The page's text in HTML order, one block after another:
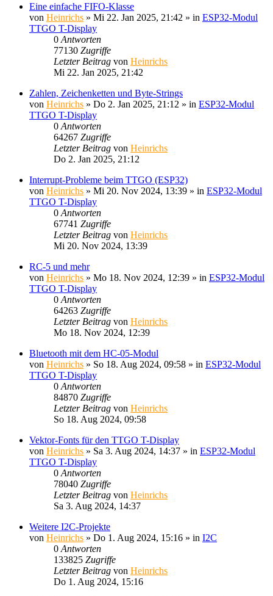
Eine einfache FIFO-Klasse
von Heinrichs » Mi 22. Jan 2025, 21:42 » in ESP32-Modul
TTGO T-Display
0 Antworten
77130 Zugriffe
Letzter Beitrag von Heinrichs
Mi 22. Jan 2025, 21:42
Zahlen, Zeichenketten und Byte-Strings
von Heinrichs » Do 2. Jan 2025, 21:12 » in ESP32-Modul
TTGO T-Display
0 Antworten
64267 Zugriffe
Letzter Beitrag von Heinrichs
Do 2. Jan 2025, 21:12
Interrupt-Probleme beim TTGO (ESP32)
von Heinrichs » Mi 20. Nov 2024, 13:39 » in ESP32-Modul
TTGO T-Display
0 Antworten
67741 Zugriffe
Letzter Beitrag von Heinrichs
Mi 20. Nov 2024, 13:39
RC-5 und mehr
von Heinrichs » Mo 18. Nov 2024, 12:39 » in ESP32-Modul
TTGO T-Display
0 Antworten
64263 Zugriffe
Letzter Beitrag von Heinrichs
Mo 18. Nov 2024, 12:39
Bluetooth mit dem HC-05-Modul
von Heinrichs » So 18. Aug 2024, 09:58 » in ESP32-Modul
TTGO T-Display
0 Antworten
84870 Zugriffe
Letzter Beitrag von Heinrichs
So 18. Aug 2024, 09:58
Vektor-Fonts für den TTGO T-Display
von Heinrichs » Sa 3. Aug 2024, 14:37 » in ESP32-Modul
TTGO T-Display
0 Antworten
78040 Zugriffe
Letzter Beitrag von Heinrichs
Sa 3. Aug 2024, 14:37
Weitere I2C-Projekte
von Heinrichs » Do 1. Aug 2024, 15:16 » in I2C
0 Antworten
133825 Zugriffe
Letzter Beitrag von Heinrichs
Do 1. Aug 2024, 15:16